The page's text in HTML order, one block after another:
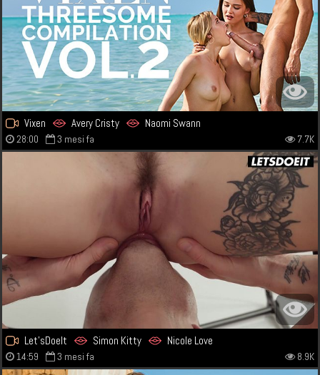
Vixen Avery Cristy Naomi Swann
28:00 3 mesi fa 7.7K
Let'sDoeIt Simon Kitty Nicole Love
14:59 3 mesi fa 8.9K